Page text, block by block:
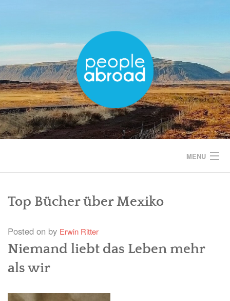
MENU
EUROPA
AMERIKA
ASIEN
AFRIKA
OZEANIEN
Top Bücher über Mexiko
Posted on by Erwin Ritter
Niemand liebt das Leben mehr
als wir